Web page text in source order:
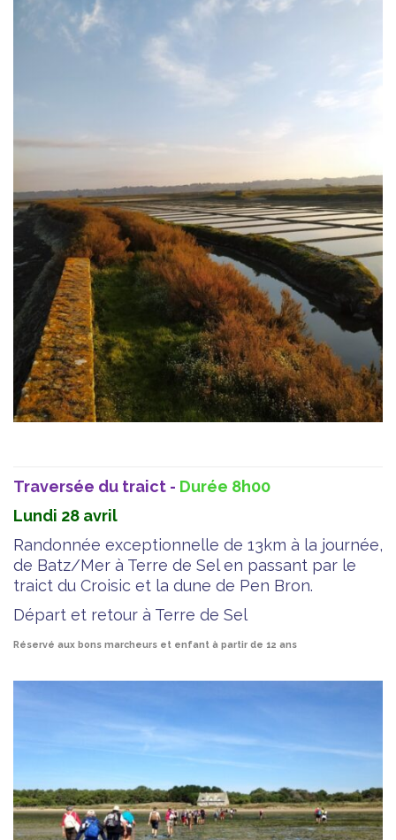
Traversée du traict - Durée 8h00
Lundi 28 avril
Randonnée exceptionnelle de 13km à la journée,
de Batz/Mer à Terre de Sel en passant par le
traict du Croisic et la dune de Pen Bron.
Départ et retour à Terre de Sel
Réservé aux bons marcheurs et enfant à partir de 12 ans